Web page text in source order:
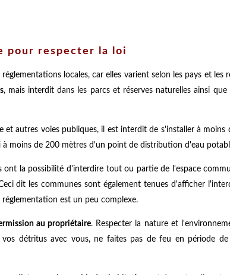
pour respecter la loi
locales, car elles varient selon les pays et les
, mais interdit dans les parcs et réserves naturelles ainsi que
autres voies publiques, il est interdit de s'installer à moins
moins de 200 mètres d'un point de distribution d'eau
ont la possibilité d'interdire tout ou partie de l'espace
dit les communes sont également tenues d'afficher
est un peu complexe.
au propriétaire. Respecter la nature et
détritus avec vous, ne faites pas de feu en période de